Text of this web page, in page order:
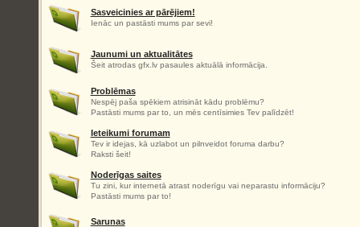
Sasveicinies ar pārējiem!
Ienāc un pastāsti mums par sevi!
Jaunumi un aktualitātes
Šeit atrodas gfx.lv pasaules aktuālā informācija.
Problēmas
Nespēj paša spēkiem atrisināt kādu problēmu?
Pastāsti mums par to, un mēs centīsimies Tev palīdzēt!
Ieteikumi forumam
Tev ir idejas, kā uzlabot un pilnveidot foruma darbu?
Raksti šeit!
Noderīgas saites
Tu zini, kur internetā atrast noderīgu vai neparastu informāciju?
Pastāsti mums par to!
Sarunas